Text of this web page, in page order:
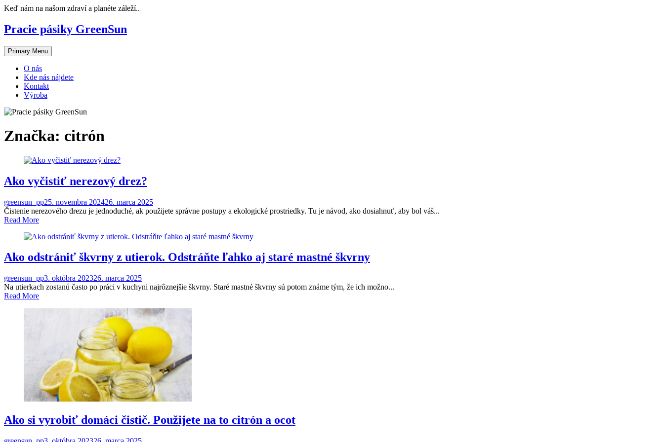
Skip
content
Keď nám na našom zdraví a planéte záleží..
Pracie pásiky GreenSun
Primary Menu
O nás
Kde nás nájdete
Kontakt
Výroba
Značka: citrón
Ako vyčistiť nerezový drez?
greensun_pp25. novembra 202426. marca 2025
Čistenie nerezového drezu je jednoduché, ak použijete správne postupy a ekologické prostriedky. Tu je návod, ako dosiahnuť, aby bol váš...
Read More
Ako odstrániť škvrny z utierok. Odstráňte ľahko aj staré mastné škvrny
greensun_pp3. októbra 202326. marca 2025
Na utierkach zostanú často po práci v kuchyni najrôznejšie škvrny. Staré mastné škvrny sú potom známe tým, že ich možno...
Read More
Ako si vyrobiť domáci čistič. Použijete na to citrón a ocot